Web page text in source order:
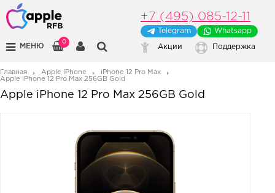
МЕНЮ
0
+7 (495) 085-12-11
Telegram Whatsapp
Акции Поддержка
Главная Apple iPhone
iPhone 12 Pro Max
Apple iPhone 12 Pro Max 256GB Gold
Apple iPhone 12 Pro Max 256GB Gold